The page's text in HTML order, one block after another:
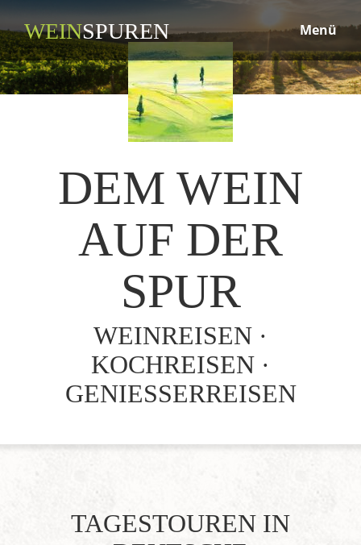
WEINSPUREN Menü
DEM WEIN
AUF DER
SPUR
WEINREISEN ·
KOCHREISEN ·
GENIESSERREISEN
TAGESTOUREN IN